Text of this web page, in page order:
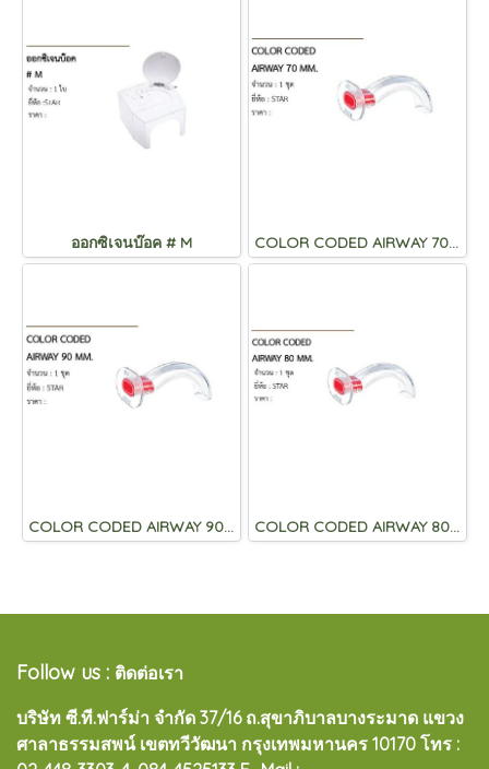
ออกซิเจนบ๊อค # M COLOR CODED AIRWAY 70 MM.
COLOR CODED AIRWAY 90 MM. COLOR CODED AIRWAY 80 MM.
Follow us : ติดต่อเรา
บริษัท ซี.ที.ฟาร์ม่า จำกัด 37/16 ถ.สุขาภิบาลบางระมาด แขวง
ศาลาธรรมสพน์ เขตทวีวัฒนา กรุงเทพมหานคร 10170 โทร :